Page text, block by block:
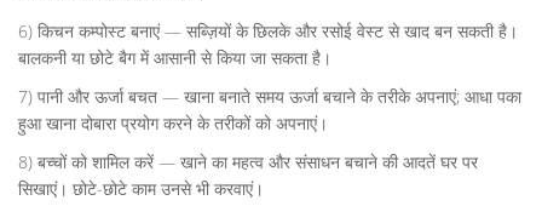
6) किचन कम्पोस्ट बनाएं — सब्ज़ियों के छिलके और रसोई वेस्ट से खाद बन सकती है।
बालकनी या छोटे बैग में आसानी से किया जा सकता है।
7) पानी और ऊर्जा बचत — खाना बनाते समय ऊर्जा बचाने के तरीके अपनाएं; आधा पका
हुआ खाना दोबारा प्रयोग करने के तरीकों को अपनाएं।
8) बच्चों को शामिल करें — खाने का महत्व और संसाधन बचाने की आदतें घर पर
सिखाएं। छोटे-छोटे काम उनसे भी करवाएं।